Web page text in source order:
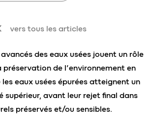
vers tous les articles
des eaux usées jouent un rôle
préservation de l’environnement en
eaux usées épurées atteignent un
supérieur, avant leur rejet final dans
préservés et/ou sensibles.